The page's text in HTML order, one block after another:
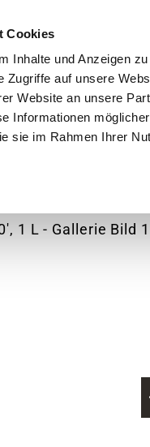
Cookies
Inhalte und Anzeigen
Zugriffe auf unsere
Website an unsere
Informationen
sie im Rahmen Ihrer
Garten
'Hobby 10', 1 L